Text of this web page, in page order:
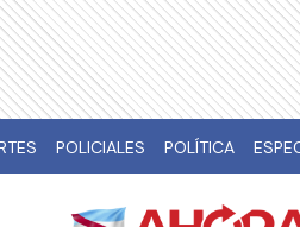
POLICIALES POLÍTICA